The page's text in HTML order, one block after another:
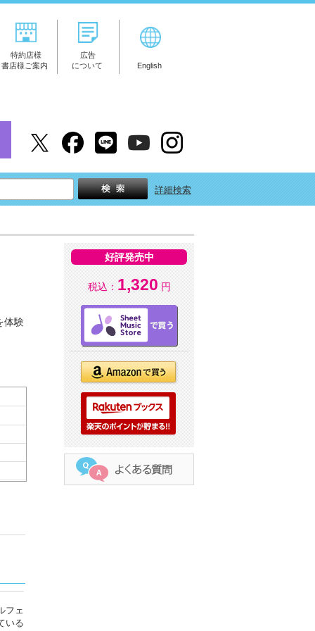
特約店様
書店様ご案内
広告
について
English
詳細検索
体験
フェ
いる
好評発売中
税込： 1,320 円